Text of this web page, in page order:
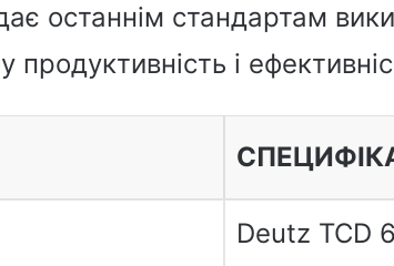
останнім стандартам
і
Deutz TCD